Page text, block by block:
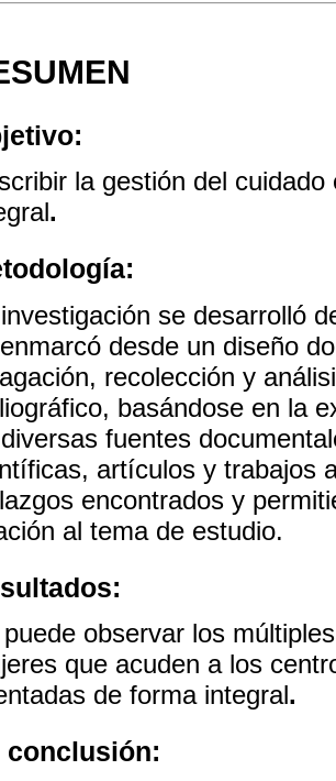
la gestión del
.
se desarrolló
desde un diseño
recolección y
basándose en la
fuentes
artículos y trabajos
encontrados y
al tema de estudio.
observar los
que acuden a los
de forma integral.
conclusión: